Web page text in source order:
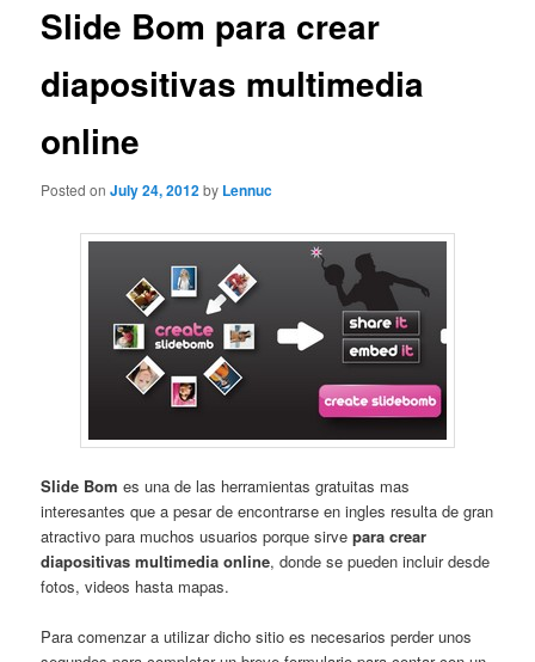
Slide Bom para crear
diapositivas multimedia
online
Posted onJuly 24, 2012by Lennuc
Slide Bom es una de las herramientas gratuitas mas
interesantes que a pesar de encontrarse en ingles resulta de gran
atractivo para muchos usuarios porque sirvepara crear
diapositivas multimedia online, donde se pueden incluir desde
fotos, videos hasta mapas.
Para comenzar a utilizar dicho sitio es necesarios perder unos